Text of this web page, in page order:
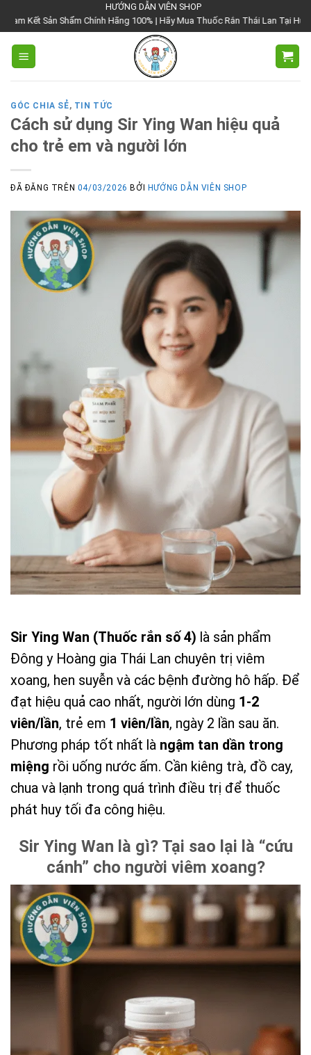
đến
nội
dung
HƯỚNG DẪN VIÊN SHOP
Shẩm Chính Hãng 100% | Hãy Mua Thuốc Rắn Thái Lan Tại Hướng Dẫn Viên
GÓC CHIA SẺ, TIN TỨC
Cách sử dụng Sir Ying Wan hiệu quả
cho trẻ em và người lớn
ĐÃ ĐĂNG TRÊN 04/03/2026 BỞI HƯỚNG DẪN VIÊN SHOP
Sir Ying Wan (Thuốc rắn số 4) là sản phẩm
Đông y Hoàng gia Thái Lan chuyên trị viêm
xoang, hen suyễn và các bệnh đường hô hấp. Để
đạt hiệu quả cao nhất, người lớn dùng 1-2
viên/lần, trẻ em 1 viên/lần, ngày 2 lần sau ăn.
Phương pháp tốt nhất là ngậm tan dần trong
miệng rồi uống nước ấm. Cần kiêng trà, đồ cay,
chua và lạnh trong quá trình điều trị để thuốc
phát huy tối đa công hiệu.
Sir Ying Wan là gì? Tại sao lại là “cứu
cánh” cho người viêm xoang?